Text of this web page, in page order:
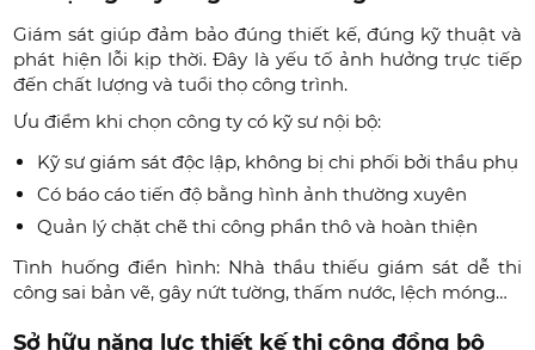
Giám sát giúp đảm bảo đúng thiết kế, đúng kỹ thuật và
phát hiện lỗi kịp thời. Đây là yếu tố ảnh hưởng trực tiếp
đến chất lượng và tuổi thọ công trình.
Ưu điểm khi chọn công ty có kỹ sư nội bộ:
Kỹ sư giám sát độc lập, không bị chi phối bởi thầu phụ
Có báo cáo tiến độ bằng hình ảnh thường xuyên
Quản lý chặt chẽ thi công phần thô và hoàn thiện
Tình huống điển hình: Nhà thầu thiếu giám sát dễ thi
công sai bản vẽ, gây nứt tường, thấm nước, lệch móng…
Sở hữu năng lực thiết kế thi công đồng bộ